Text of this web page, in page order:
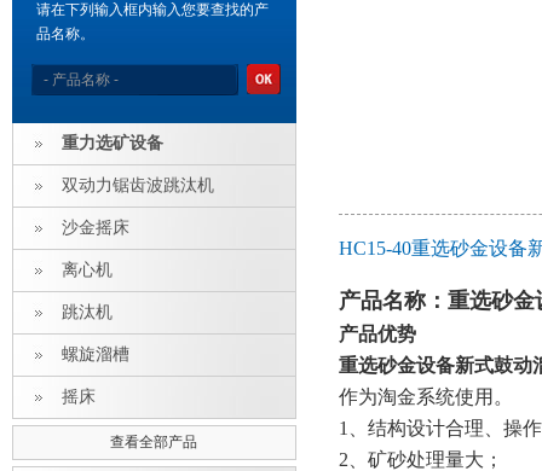
请在下列输入框内输入您要查找的产
品名称。
重力选矿设备
双动力锯齿波跳汰机
沙金摇床
离心机
跳汰机
螺旋溜槽
摇床
查看全部产品
HC15-40重选砂金设备
产品名称： 重选砂金
产品优势
重选砂金设备新式鼓动
作为淘金系统使用。
1、结构设计合理、操
2、矿砂处理量大；